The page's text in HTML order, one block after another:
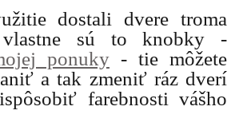
dostali dvere troma
sú to knobky -
ponuky- tie môžete
a tak zmeniť ráz dverí
farebnosti vášho